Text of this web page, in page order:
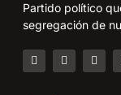
Partido político
segregación de